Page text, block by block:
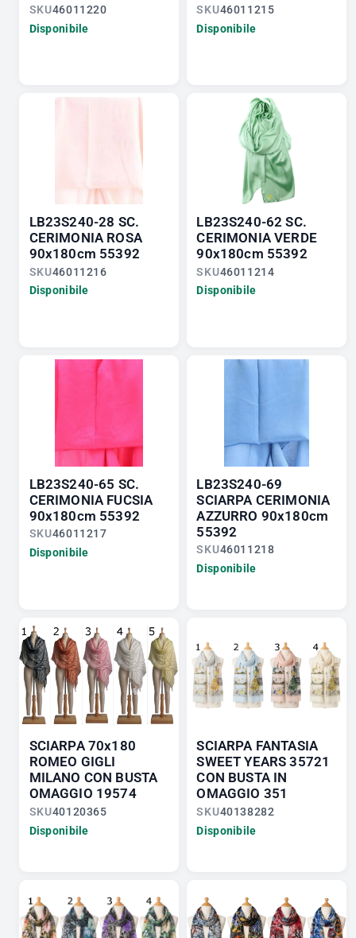
SKU46011220
Disponibile
SKU46011215
Disponibile
LB23S240-28 SC.
CERIMONIA ROSA
90x180cm 55392
SKU46011216
Disponibile
LB23S240-62 SC.
CERIMONIA VERDE
90x180cm 55392
SKU46011214
Disponibile
LB23S240-65 SC.
CERIMONIA FUCSIA
90x180cm 55392
SKU46011217
Disponibile
LB23S240-69
SCIARPA CERIMONIA
AZZURRO 90x180cm
55392
SKU46011218
Disponibile
SCIARPA 70x180
ROMEO GIGLI
MILANO CON BUSTA
OMAGGIO 19574
SKU40120365
Disponibile
SCIARPA FANTASIA
SWEET YEARS 35721
CON BUSTA IN
OMAGGIO 351
SKU40138282
Disponibile